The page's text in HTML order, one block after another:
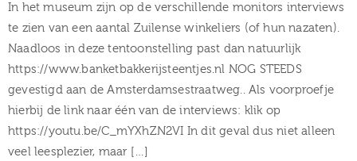
In het museum zijn op de verschillende monitors interviews
te zien van een aantal Zuilense winkeliers (of hun nazaten).
Naadloos in deze tentoonstelling past dan natuurlijk
https://www.banketbakkerijsteentjes.nl NOG STEEDS
gevestigd aan de Amsterdamsestraatweg.. Als voorproefje
hierbij de link naar één van de interviews: klik op
https://youtu.be/C_mYXhZN2VI In dit geval dus niet alleen
veel leesplezier, maar […]